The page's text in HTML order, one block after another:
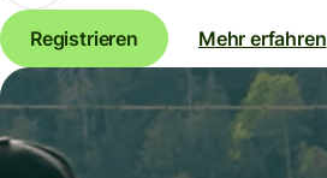
Registrieren Mehr erfahren